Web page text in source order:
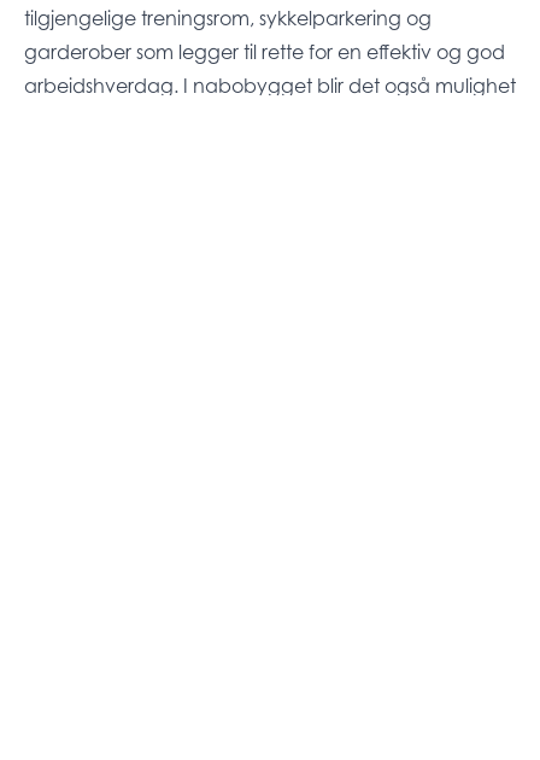
tilgjengelige treningsrom, sykkelparkering og
garderober som legger til rette for en effektiv og god
arbeidshverdag. I nabobygget blir det også mulighet